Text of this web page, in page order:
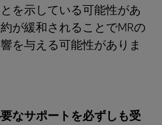
を示している可能性があ
が緩和されることでMRの
を与える可能性がありま
なサポートを必ずしも受